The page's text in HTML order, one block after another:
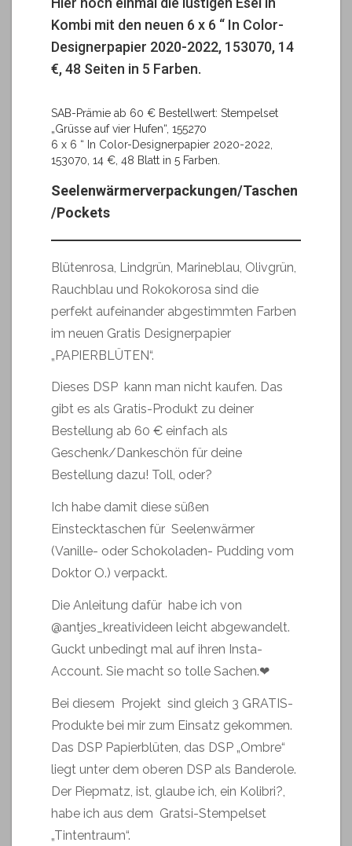
Kombi mit den neuen 6 x 6 “ In Color-
Designerpapier 2020-2022, 153070, 14
€, 48 Seiten in 5 Farben.
SAB-Prämie ab 60 € Bestellwert: Stempelset
„Grüsse auf vier Hufen“, 155270
6 x 6 “ In Color-Designerpapier 2020-2022,
153070, 14 €, 48 Blatt in 5 Farben.
Seelenwärmerverpackungen/Taschen
/Pockets
Blütenrosa, Lindgrün, Marineblau, Olivgrün,
Rauchblau und Rokokorosa sind die
perfekt aufeinander abgestimmten Farben
im neuen Gratis Designerpapier
„PAPIERBLÜTEN“.
Dieses DSP kann man nicht kaufen. Das
gibt es als Gratis-Produkt zu deiner
Bestellung ab 60 € einfach als
Geschenk/Dankeschön für deine
Bestellung dazu! Toll, oder?
Ich habe damit diese süßen
Einstecktaschen für Seelenwärmer
(Vanille- oder Schokoladen- Pudding vom
Doktor O.) verpackt.
Die Anleitung dafür habe ich von
@antjes_kreativideen leicht abgewandelt.
Guckt unbedingt mal auf ihren Insta-
Account. Sie macht so tolle Sachen.❤
Bei diesem Projekt sind gleich 3 GRATIS-
Produkte bei mir zum Einsatz gekommen.
Das DSP Papierblüten, das DSP „Ombre“
liegt unter dem oberen DSP als Banderole.
Der Piepmatz, ist, glaube ich, ein Kolibri?,
habe ich aus dem Gratsi-Stempelset
„Tintentraum“.